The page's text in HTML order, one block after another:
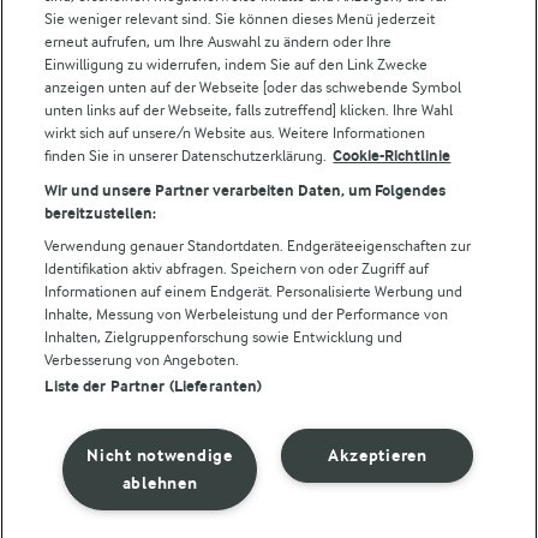
Lurpak
Arla Pro
Für unsere Landwirt:innen
Folge uns!
Cookie Wahl wieder öffnen
Datenschutzbestimmungen
Sie weniger relevant sind. Sie können dieses Menü jederzeit
erneut aufrufen, um Ihre Auswahl zu ändern oder Ihre
Einwilligung zu widerrufen, indem Sie auf den Link Zwecke
anzeigen unten auf der Webseite [oder das schwebende Symbol
unten links auf der Webseite, falls zutreffend] klicken. Ihre Wahl
wirkt sich auf unsere/n Website aus. Weitere Informationen
finden Sie in unserer Datenschutzerklärung. Cookie-Richtlinie
Wir und unsere Partner verarbeiten Daten, um Folgendes
bereitzustellen:
Verwendung genauer Standortdaten. Endgeräteeigenschaften zur
Identifikation aktiv abfragen. Speichern von oder Zugriff auf
Informationen auf einem Endgerät. Personalisierte Werbung und
Inhalte, Messung von Werbeleistung und der Performance von
Inhalten, Zielgruppenforschung sowie Entwicklung und
Verbesserung von Angeboten.
Liste der Partner (Lieferanten)
Akzeptieren
Nicht notwendige
ablehnen